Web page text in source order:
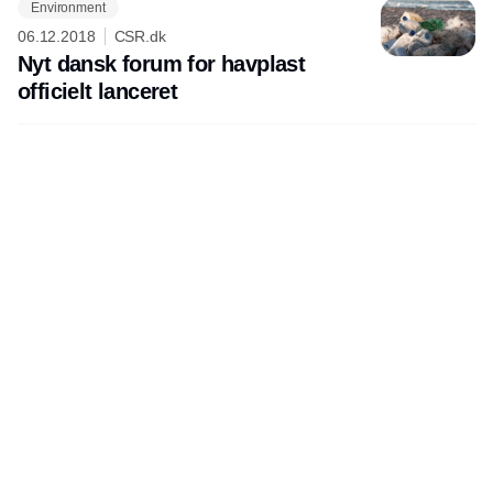
Environment
06.12.2018 CSR.dk
Nyt dansk forum for havplast
officielt lanceret